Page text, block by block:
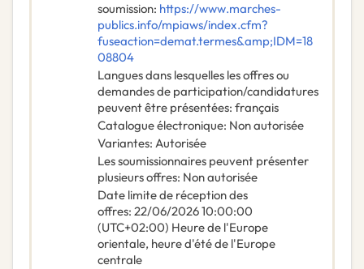
soumission: https://www.marches-
publics.info/mpiaws/index.cfm?
fuseaction=demat.termes&amp;IDM=18
08804
Langues dans lesquelles les offres ou
demandes de participation/candidatures
peuvent être présentées: français
Catalogue électronique: Non autorisée
Variantes: Autorisée
Les soumissionnaires peuvent présenter
plusieurs offres: Non autorisée
Date limite de réception des
offres: 22/06/202610:00:00
(UTC+02:00) Heure de l'Europe
orientale, heure d'été de l'Europe
centrale